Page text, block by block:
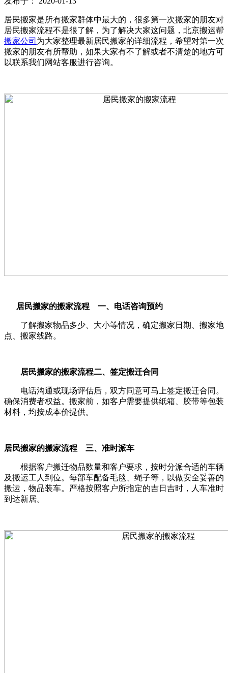
居民搬家是所有搬家群体中最大的，很多第一次搬家的朋友对
居民搬家流程不是很了解，为了解决大家这问题，北京搬运帮
搬家公司 为大家整理最新居民搬家的详细流程，希望对第一次
搬家的朋友有所帮助，如果大家有不了解或者不清楚的地方可
以联系我们网站客服进行咨询。
居民搬家的搬家流程 一、电话咨询预约
了解搬家物品多少、大小等情况，确定搬家日期、搬家地
点、搬家线路。
居民搬家的搬家流程二、签定搬迁合同
电话沟通或现场评估后，双方同意可马上签定搬迁合同。
确保消费者权益。搬家前，如客户需要提供纸箱、胶带等包装
材料，均按成本价提供。
居民搬家的搬家流程 三、准时派车
根据客户搬迁物品数量和客户要求，按时分派合适的车辆
及搬运工人到位。每部车配备毛毯、绳子等，以做安全妥善的
搬运，物品装车。严格按照客户所指定的吉日吉时，人车准时
到达新居。